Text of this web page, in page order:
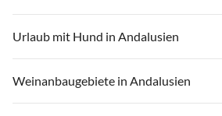
Urlaub mit Hund in Andalusien
Weinanbaugebiete in Andalusien